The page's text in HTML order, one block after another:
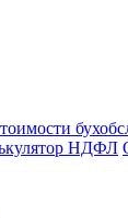
НДФЛ